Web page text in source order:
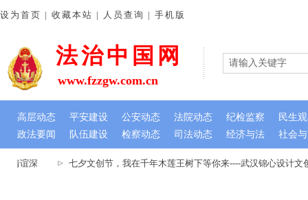
谊深 七夕文创节，我在千年木莲王树下等你来----武汉锦心设计文创
法治中国网
政法要闻 队伍建设 检察动态 司法动态 经济与法 社会
设为首页 | 收藏本站 | 人员查询 | 手机版
www.fzzgw.com.cn
高层动态 平安建设 公安动态 法院动态 纪检监察 民生